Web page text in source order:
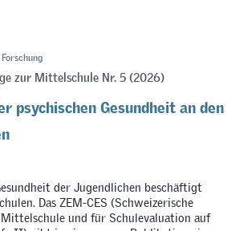
Forschung
zur Mittelschule Nr. 5 (2026)
psychischen Gesundheit an den
der Jugendlichen beschäftigt
Das ZEM-CES (Schweizerische
und für Schulevaluation auf